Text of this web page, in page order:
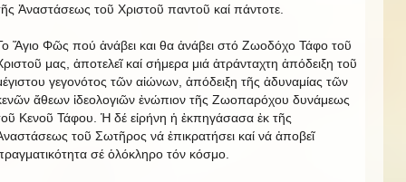
Ἀναστάσεως τοῦ Χριστοῦ παντοῦ καί πάντοτε.
Ἅγιο Φῶς πού ἀνάβει και θα ἀνάβει στό Ζωοδόχο Τάφο τοῦ
μας, ἀποτελεῖ καί σήμερα μιά ἀτράνταχτη ἀπόδειξη τοῦ
γεγονότος τῶν αἰώνων, ἀπόδειξη τῆς ἀδυναμίας τῶν
ἄθεων ἰδεολογιῶν ἐνώπιον τῆς Ζωοπαρόχου δυνάμεως
Κενοῦ Τάφου. Ἡ δέ εἰρήνη ἡ ἐκπηγάσασα ἐκ τῆς
τοῦ Σωτῆρος νά ἐπικρατήσει καί νά ἀποβεῖ
σέ ὁλόκληρο τόν κόσμο.